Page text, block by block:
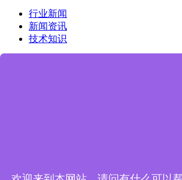
行业新闻
新闻资讯
技术知识
听音杆